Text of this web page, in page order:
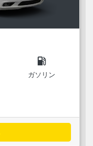
local_gas_station
ガソリン